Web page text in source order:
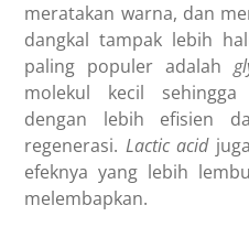
meratakan warna, dan
dangkal tampak lebih
paling populer adalah
molekul kecil
dengan lebih efisien
regenerasi. Lactic acid
efeknya yang lebih
melembapkan.